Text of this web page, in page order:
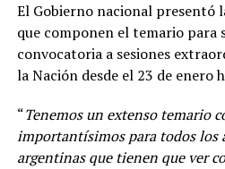
El Gobierno nacional presentó
que componen el temario para
convocatoria a sesiones
la Nación desde el 23 de enero
“Tenemos un extenso temario
importantísimos para todos los
argentinas que tienen que ver